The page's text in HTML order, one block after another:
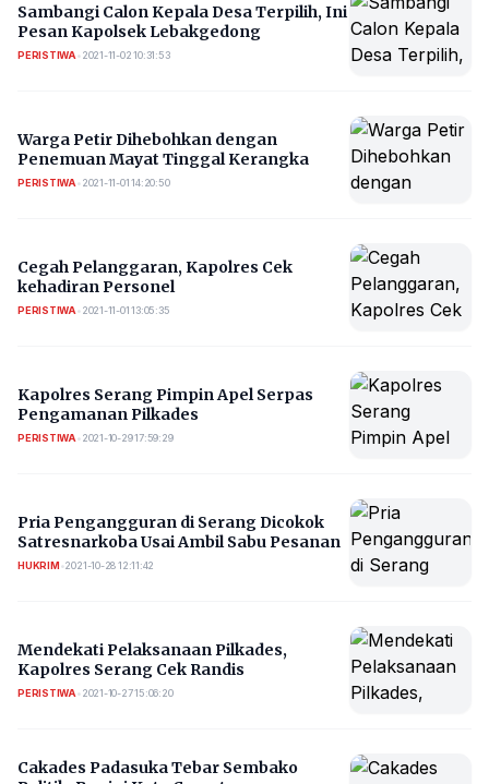
Sambangi Calon Kepala Desa Terpilih, Ini
Pesan Kapolsek Lebakgedong
PERISTIWA• 2021-11-02 10:31:53
Warga Petir Dihebohkan dengan
Penemuan Mayat Tinggal Kerangka
PERISTIWA• 2021-11-01 14:20:50
Cegah Pelanggaran, Kapolres Cek
kehadiran Personel
PERISTIWA• 2021-11-01 13:05:35
Kapolres Serang Pimpin Apel Serpas
Pengamanan Pilkades
PERISTIWA• 2021-10-29 17:59:29
Pria Pengangguran di Serang Dicokok
Satresnarkoba Usai Ambil Sabu Pesanan
HUKRIM•2021-10-28 12:11:42
Mendekati Pelaksanaan Pilkades,
Kapolres Serang Cek Randis
PERISTIWA• 2021-10-27 15:06:20
Cakades Padasuka Tebar Sembako